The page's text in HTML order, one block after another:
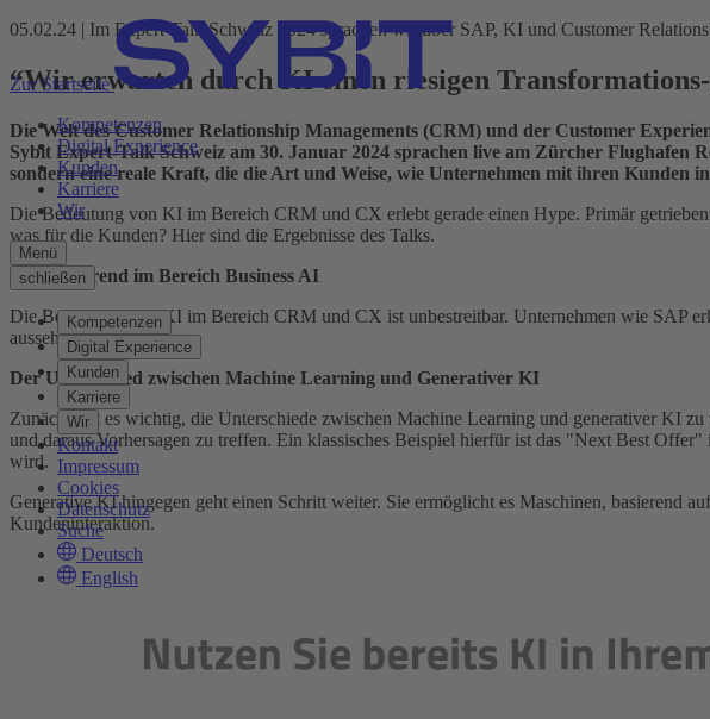
Zur Startseite
Kompetenzen
Digital Experience
Kunden
Karriere
Wir
Menü
schließen
Kompetenzen
Digital Experience
Kunden
Karriere
Wir
Kontakt
Impressum
Cookies
Datenschutz
Suche
Deutsch
English
05.02.24 | Im Expert-Talk Schweiz 2024 sprachen wir über SAP, KI und Customer
“Wir erwarten durch KI einen riesigen
Die Welt des Customer Relationship Managements (CRM) und der Customer
Sybit Expert-Talk Schweiz am 30. Januar 2024 sprachen live am Zürcher
sondern eine reale Kraft, die die Art und Weise, wie Unternehmen mit ihren Kunden
Die Bedeutung von KI im Bereich CRM und CX erlebt gerade einen Hype. Primär
was für die Kunden? Hier sind die Ergebnisse des Talks.
SAP: Führend im Bereich Business AI
Die Bedeutung von KI im Bereich CRM und CX ist unbestreitbar. Unternehmen wie SAP
aussehen?
Der Unterschied zwischen Machine Learning und Generativer KI
Zunächst ist es wichtig, die Unterschiede zwischen Machine Learning und generativer KI
und daraus Vorhersagen zu treffen. Ein klassisches Beispiel hierfür ist das "Next Best
wird.
Generative KI hingegen geht einen Schritt weiter. Sie ermöglicht es Maschinen, basierend
Kundeninteraktion.